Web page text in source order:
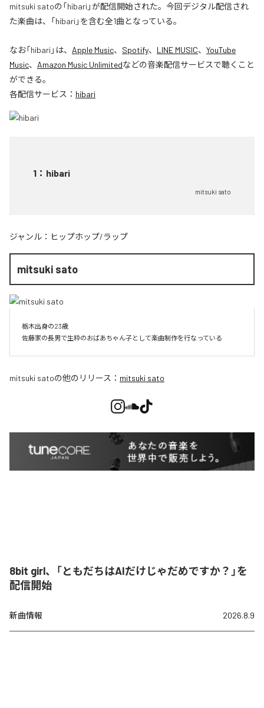
mitsuki satoの「hibari」が配信開始された。今回デジタル配信され
た楽曲は、「hibari」を含む全1曲となっている。
なお「hibari 」は、 Apple Music、 Spotify、 LINE MUSIC、 YouTube
Music、 Amazon Music Unlimitedなどの音楽配信サービスで聴くこと
ができる。
各配信サービス： hibari
1 ： hibari
mitsuki sato
ジャンル： ヒップホップ/ラップ
mitsuki sato
栃木出身の23歳
佐藤家の長男で生粋のおばあちゃん子として楽曲制作を行なっている
mitsuki satoの他のリリース： mitsuki sato
8bit girl、「ともだちはAIだけじゃだめですか？」を
配信開始
新曲情報 2026.8.9